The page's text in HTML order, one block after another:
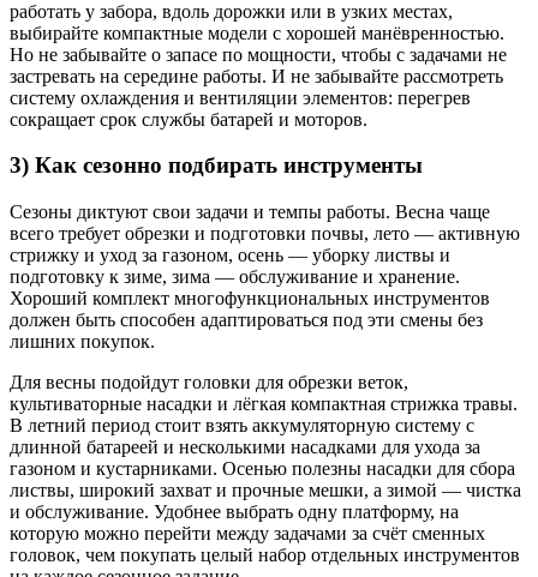
работать у забора, вдоль дорожки или в узких местах,
выбирайте компактные модели с хорошей манёвренностью.
Но не забывайте о запасе по мощности, чтобы с задачами не
застревать на середине работы. И не забывайте рассмотреть
систему охлаждения и вентиляции элементов: перегрев
сокращает срок службы батарей и моторов.
3) Как сезонно подбирать инструменты
Сезоны диктуют свои задачи и темпы работы. Весна чаще
всего требует обрезки и подготовки почвы, лето — активную
стрижку и уход за газоном, осень — уборку листвы и
подготовку к зиме, зима — обслуживание и хранение.
Хороший комплект многофункциональных инструментов
должен быть способен адаптироваться под эти смены без
лишних покупок.
Для весны подойдут головки для обрезки веток,
культиваторные насадки и лёгкая компактная стрижка травы.
В летний период стоит взять аккумуляторную систему с
длинной батареей и несколькими насадками для ухода за
газоном и кустарниками. Осенью полезны насадки для сбора
листвы, широкий захват и прочные мешки, а зимой — чистка
и обслуживание. Удобнее выбрать одну платформу, на
которую можно перейти между задачами за счёт сменных
головок, чем покупать целый набор отдельных инструментов